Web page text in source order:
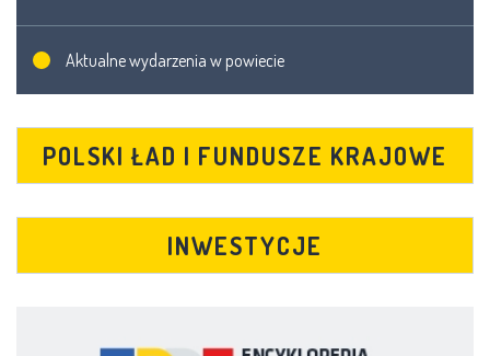
Aktualne wydarzenia w powiecie
POLSKI ŁAD I FUNDUSZE KRAJOWE
INWESTYCJE